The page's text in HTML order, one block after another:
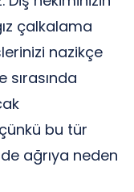
çalkalama
nazikçe
sırasında
bu tür
ağrıya neden